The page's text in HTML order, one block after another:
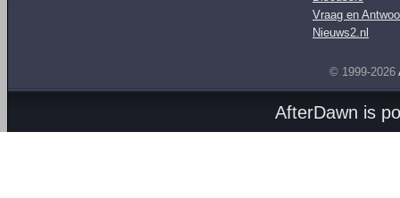
Vraag en
Nieuws2.nl
© 1999-2026
AfterDawn is